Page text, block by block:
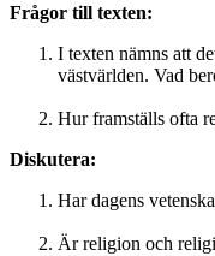
Frågor till texten:
I texten nämns att
västvärlden. Vad
Hur framställs ofta
Diskutera:
Har dagens
Är religion och